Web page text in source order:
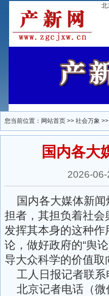
北
您当前位置： 网站首页 >> 社会万象
国内各大
2026-
国内各大媒体新闻
担者，其担负着社
发挥其本身的这种
论，做好政府的“舆
导大众科学的价值取
工人日报记者联系
北京记者电话（微